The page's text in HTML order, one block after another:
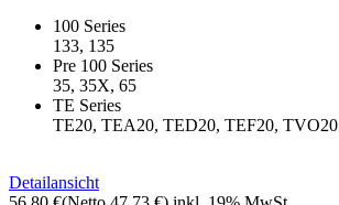
100 Series
133, 135
Pre 100 Series
35, 35X, 65
TE Series
TE20, TEA20, TED20, TEF20, TVO20
Detailansicht